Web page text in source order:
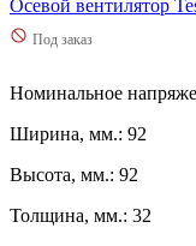
Осевой вентилятор
Под заказ
Номинальное
Ширина, мм.: 92
Высота, мм.: 92
Толщина, мм.: 32